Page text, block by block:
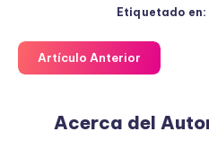
Etiquetado en:
Artículo Anterior
Acerca del